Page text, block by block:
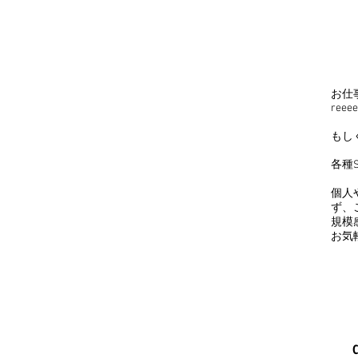
お仕
もし
各種
個人
ず、
規模
お気